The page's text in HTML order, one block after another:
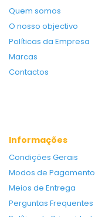
Quem somos
O nosso objectivo
Políticas da Empresa
Marcas
Contactos
Informações
Condições Gerais
Modos de Pagamento
Meios de Entrega
Perguntas Frequentes